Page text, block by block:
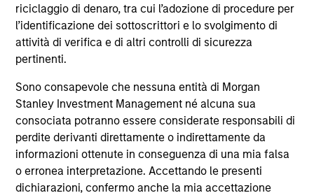
riciclaggio di denaro, tra cui l’adozione di procedure per
l’identificazione dei sottoscrittori e lo svolgimento di
attività di verifica e di altri controlli di sicurezza
pertinenti.
Sono consapevole che nessuna entità di Morgan
Stanley Investment Management né alcuna sua
consociata potranno essere considerate responsabili di
perdite derivanti direttamente o indirettamente da
informazioni ottenute in conseguenza di una mia falsa
o erronea interpretazione. Accettando le presenti
dichiarazioni, confermo anche la mia accettazione
6-APR-2026
May not represent all Team Members.
The information on this page is for informational